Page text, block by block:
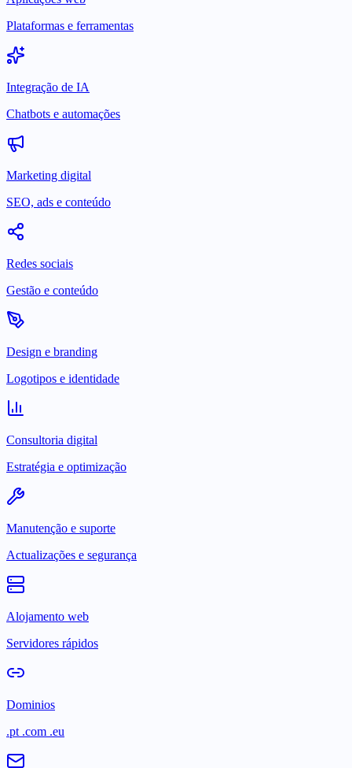
Plataformas e ferramentas
Integração de IA
Chatbots e automações
Marketing digital
SEO, ads e conteúdo
Redes sociais
Gestão e conteúdo
Design e branding
Logotipos e identidade
Consultoria digital
Estratégia e optimização
Manutenção e suporte
Actualizações e segurança
Alojamento web
Servidores rápidos
Dominios
.pt .com .eu